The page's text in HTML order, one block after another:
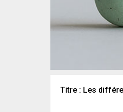
Titre : Les